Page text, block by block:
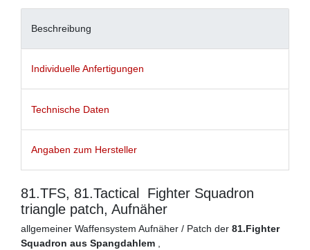
Beschreibung
Individuelle Anfertigungen
Technische Daten
Angaben zum Hersteller
81.TFS, 81.Tactical Fighter Squadron
triangle patch, Aufnäher
allgemeiner Waffensystem Aufnäher / Patch der 81.Fighter
Squadron aus Spangdahlem